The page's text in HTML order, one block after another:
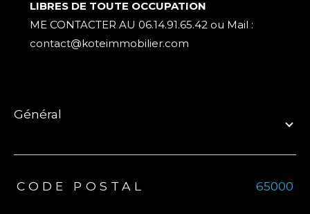
LIBRES DE TOUTE OCCUPATION
ME CONTACTER AU 06.14.91.65.42 ou Mail :
contact@koteimmobilier.com
général
TRAD_ZEPHYR_Caracteristique TRAD_ZEPHYR_Valeurs
CODE POSTAL 65000